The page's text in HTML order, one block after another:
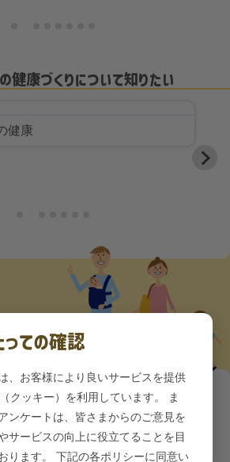
健康づくりについて知りたい
お知らせ一覧
ての確認
、お客様により良いサービスを提供
クッキー）を利用しています。 ま
ンケートは、皆さまからのご意見を
サービスの向上に役立てることを目
ります。 下記の各ポリシーに同意い